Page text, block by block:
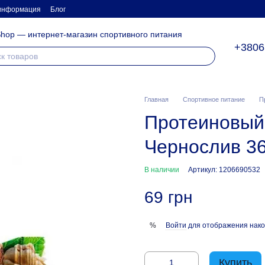
Блог
— интернет-магазин спортивного питания
Главная Спортивное питание
Чернослив
В наличии Артикул: 1206690532
69 грн
% Войти для отображения
Купить